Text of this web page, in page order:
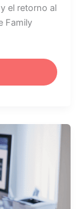
el retorno al
Family